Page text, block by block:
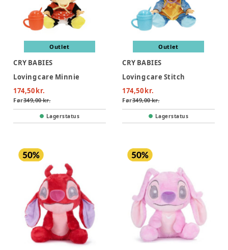
Outlet
CRY BABIES
Loving care Minnie
174,50 kr.
Før349,00 kr.
Lagerstatus
Outlet
CRY BABIES
Loving care Stitch
174,50 kr.
Før349,00 kr.
Lagerstatus